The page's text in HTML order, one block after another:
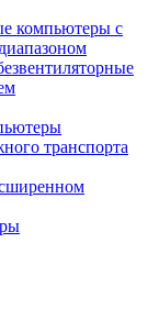
компьютеры с
транспорта